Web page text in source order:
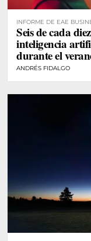
INFORME DE EAE
Seis de cada
inteligencia
durante el
ANDRÉS FIDALGO